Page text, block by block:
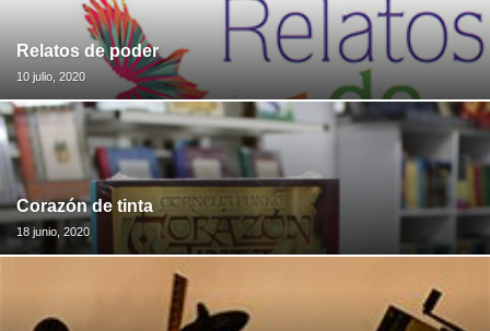
Relatos de poder
10 julio, 2020
Corazón de tinta
18 junio, 2020